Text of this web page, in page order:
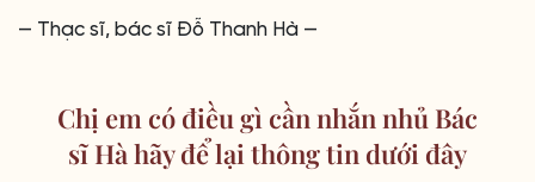
— Thạc sĩ, bác sĩ Đỗ Thanh Hà —
Chị em có điều gì cần nhắn nhủ Bác
sĩ Hà hãy để lại thông tin dưới đây